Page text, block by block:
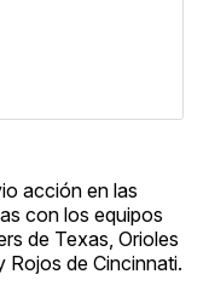
acción en las
con los equipos
de Texas, Orioles
Rojos de Cincinnati.